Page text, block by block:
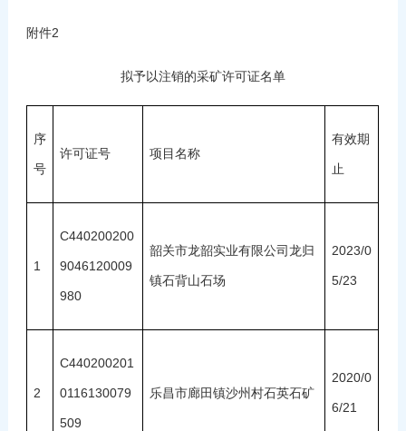
附件2
拟予以注销的采矿许可证名单
序
号
许可证号 项目名称
有效期
止
1
C440200200
9046120009
980
韶关市龙韶实业有限公司龙归
镇石背山石场
2023/0
5/23
2
C440200201
0116130079
509
乐昌市廊田镇沙州村石英石矿
2020/0
6/21